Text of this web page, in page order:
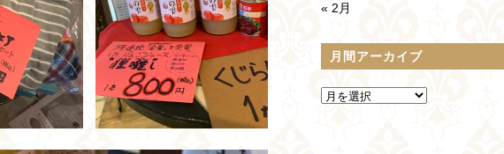
« 2月
月間アーカイブ